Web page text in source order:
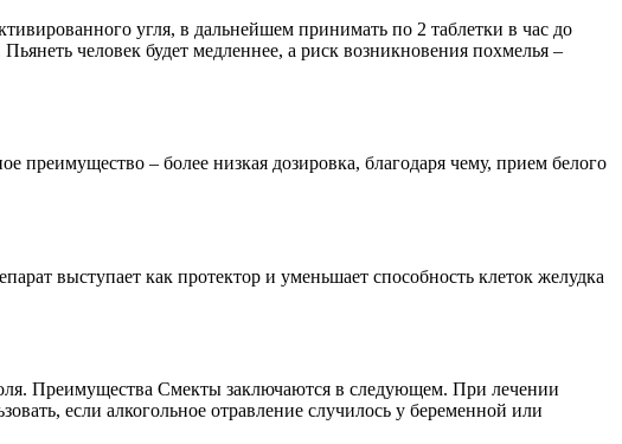
угля, в дальнейшем принимать по 2 таблетки в час до
человек будет медленнее, а риск возникновения похмелья –
преимущество – более низкая дозировка, благодаря чему, прием белого
выступает как протектор и уменьшает способность клеток желудка
Преимущества Смекты заключаются в следующем. При лечении
если алкогольное отравление случилось у беременной или